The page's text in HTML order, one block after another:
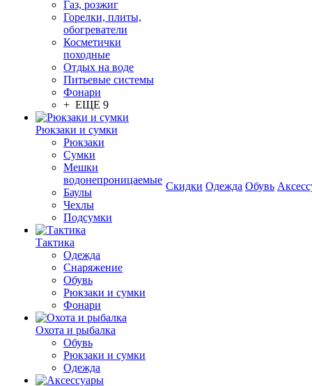
Газ, розжиг
Горелки, плиты,
обогреватели
Косметички
походные
Отдых на воде
Питьевые системы
Фонари
+ ЕЩЕ 9
Рюкзаки и сумки
Рюкзаки
Сумки
Мешки
водонепроницаемые
Баулы
Чехлы
Подсумки
Тактика
Одежда
Снаряжение
Обувь
Рюкзаки и сумки
Фонари
Охота и рыбалка
Обувь
Рюкзаки и сумки
Одежда
Скидки Одежда Обувь